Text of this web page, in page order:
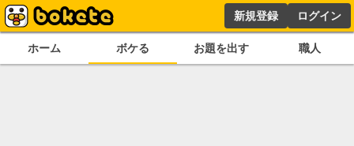
新規登録 ログイン
ホーム ボケる お題を出す 職人